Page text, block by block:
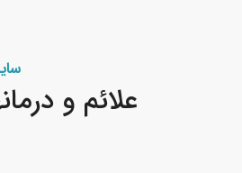
علائم و